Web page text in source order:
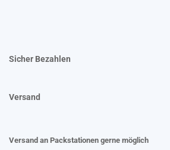
Sicher Bezahlen
Versand
Versand an Packstationen gerne möglich